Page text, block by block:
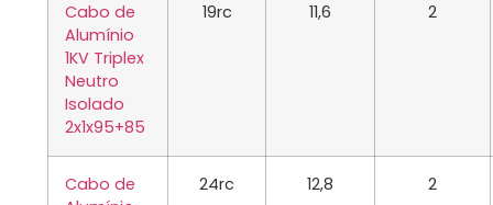
Cabo de
Alumínio
1KV Triplex
Neutro
Isolado
2x1x95+85
19rc 11,6 2
Cabo de
24rc 12,8 2